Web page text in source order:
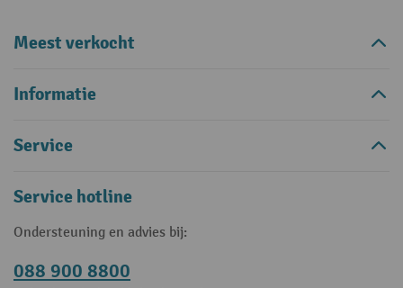
Meest verkocht
Informatie
Service
Service hotline
Ondersteuning en advies bij:
088 900 8800